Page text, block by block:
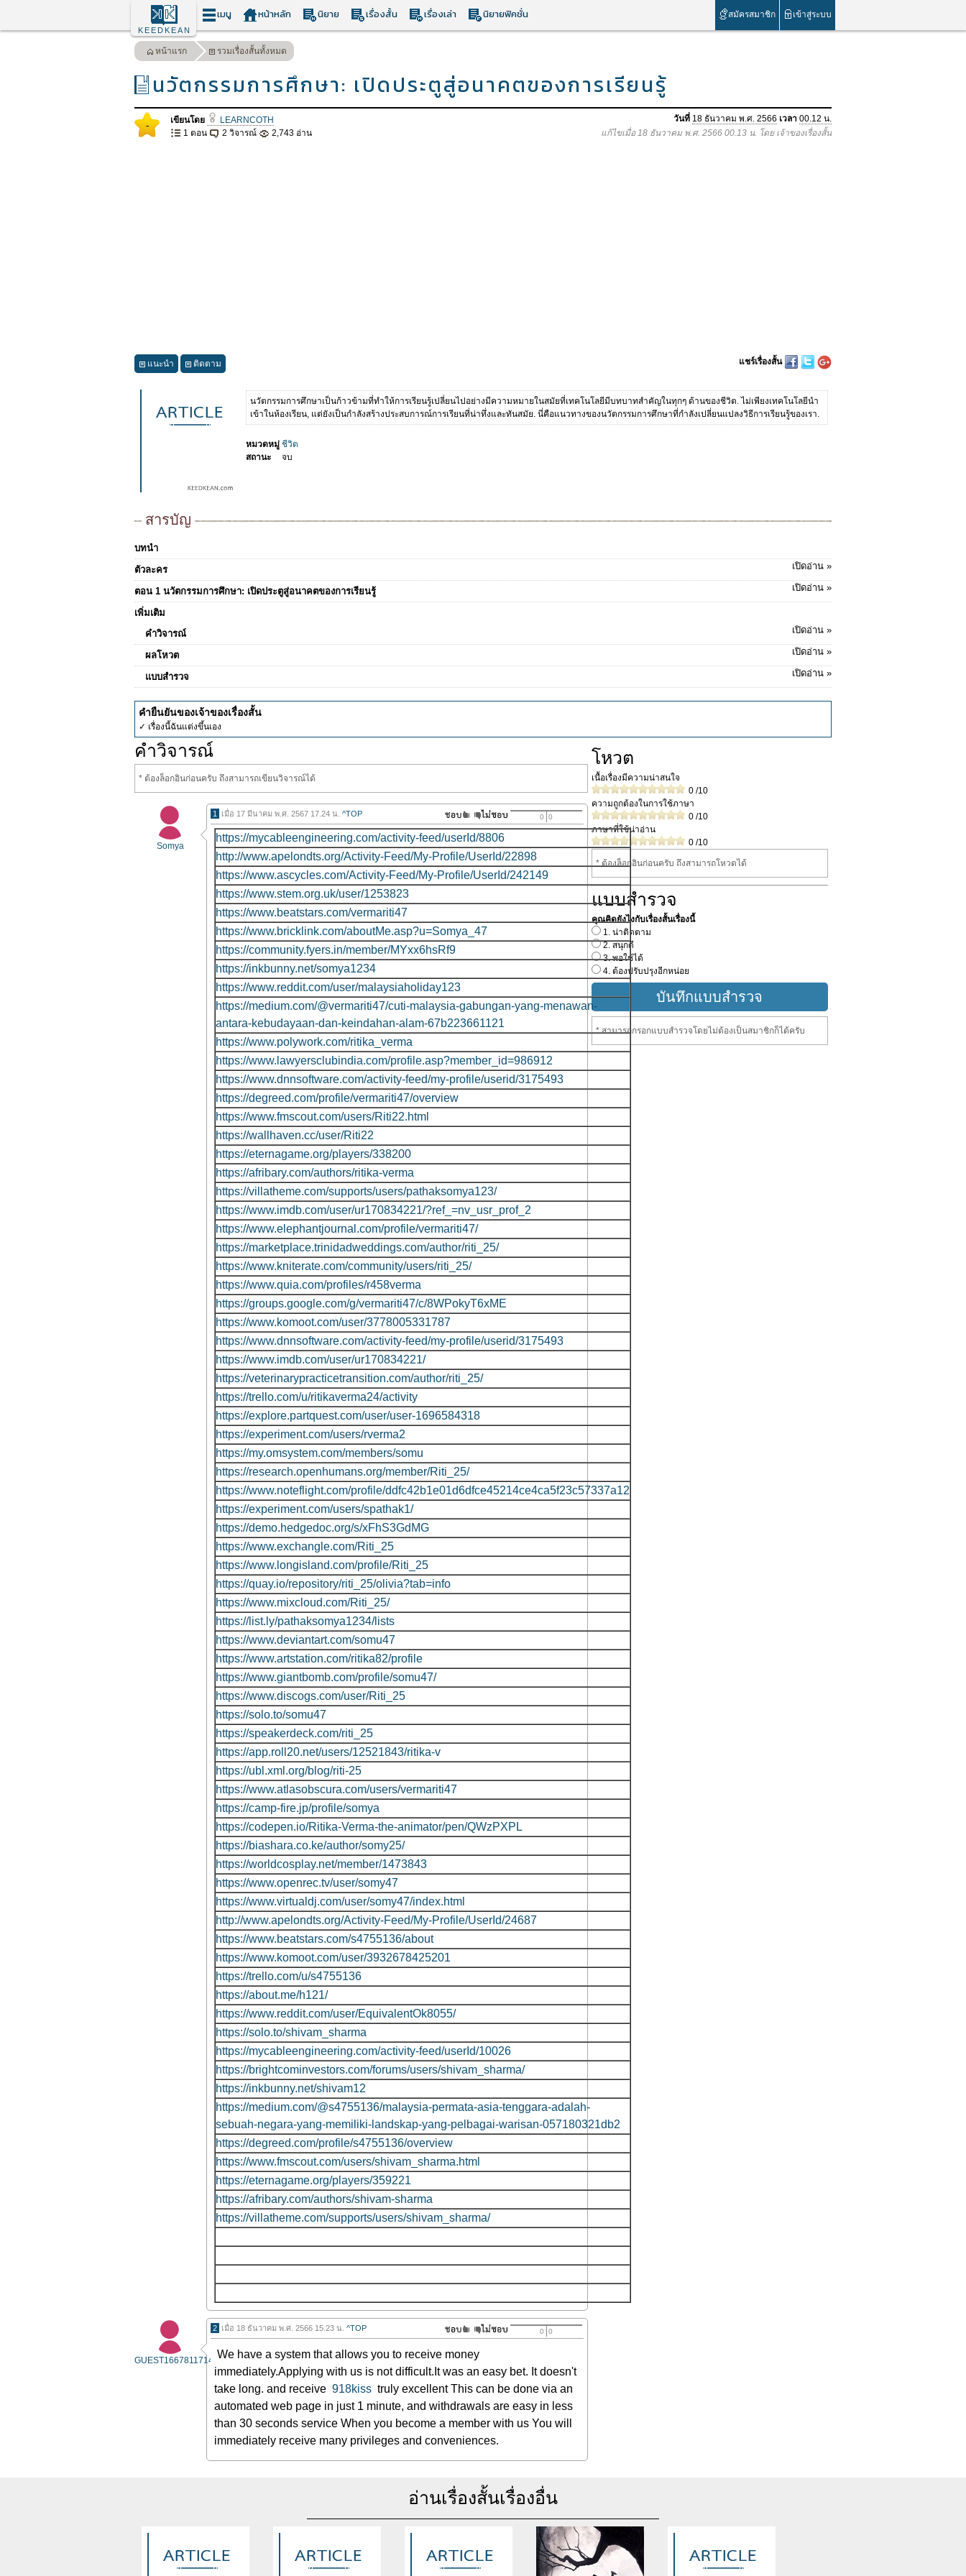
KEEDKEAN
เมนู หน้าหลัก นิยาย เรื่องสั้น เรื่องเล่า นิยายฟิคชั่น สมัครสมาชิก เข้าสู่ระบบ
หน้าแรก รวมเรื่องสั้นทั้งหมด
นวัตกรรมการศึกษา: เปิดประตูสู่อนาคตของการเรียนรู้
- เขียนโดย LEARNCOTH วันที่ 18 ธันวาคม พ.ศ. 2566 เวลา 00.12 น.
1 ตอน
2 วิจารณ์ 2,743 อ่าน แก้ไขเมื่อ 18 ธันวาคม พ.ศ. 2566 00.13 น. โดย เจ้าของเรื่องสั้น
แนะนำ ติดตาม แชร์เรื่องสั้น
นวัตกรรมการศึกษาเป็นก้าวข้ามที่ทำให้การเรียนรู้เปลี่ยนไปอย่างมีความหมายในสมัยที่เทคโนโลยีมีบทบาทสำคัญในทุกๆ ด้านของชีวิต. ไม่เพียงเทคโนโลยีนำ
เข้าในห้องเรียน, แต่ยังเป็นกำลังสร้างประสบการณ์การเรียนที่น่าทึ่งและทันสมัย. นี่คือแนวทางของนวัตกรรมการศึกษาที่กำลังเปลี่ยนแปลงวิธีการเรียนรู้ของเรา.
หมวดหมู่ ชีวิต
สถานะ
จบ
สารบัญ
บทนำ
ตัวละคร
เปิดอ่าน »
ตอน 1 นวัตกรรมการศึกษา: เปิดประตูสู่อนาคตของการเรียนรู้ เปิดอ่าน »
เพิ่มเติม
คำวิจารณ์
เปิดอ่าน »
ผลโหวต เปิดอ่าน »
แบบสำรวจ เปิดอ่าน »
คำยืนยันของเจ้าของเรื่องสั้น
✓ เรื่องนี้ฉันแต่งขึ้นเอง
คำวิจารณ์
* ต้องล็อกอินก่อนครับ ถึงสามารถเขียนวิจารณ์ได้
Somya
1 เมื่อ 17 มีนาคม พ.ศ. 2567 17.24 น. ^TOP 0 0
https://mycableengineering.com/activity-feed/userId/8806
http://www.apelondts.org/Activity-Feed/My-Profile/UserId/22898
https://www.ascycles.com/Activity-Feed/My-Profile/UserId/242149
https://www.stem.org.uk/user/1253823
https://www.beatstars.com/vermariti47
https://www.bricklink.com/aboutMe.asp?u=Somya_47
https://community.fyers.in/member/MYxx6hsRf9
https://inkbunny.net/somya1234
https://www.reddit.com/user/malaysiaholiday123
https://medium.com/@vermariti47/cuti-malaysia-gabungan-yang-menawan-
antara-kebudayaan-dan-keindahan-alam-67b223661121
https://www.polywork.com/ritika_verma
https://www.lawyersclubindia.com/profile.asp?member_id=986912
https://www.dnnsoftware.com/activity-feed/my-profile/userid/3175493
https://degreed.com/profile/vermariti47/overview
https://www.fmscout.com/users/Riti22.html
https://wallhaven.cc/user/Riti22
https://eternagame.org/players/338200
https://afribary.com/authors/ritika-verma
https://villatheme.com/supports/users/pathaksomya123/
https://www.imdb.com/user/ur170834221/?ref_=nv_usr_prof_2
https://www.elephantjournal.com/profile/vermariti47/
https://marketplace.trinidadweddings.com/author/riti_25/
https://www.kniterate.com/community/users/riti_25/
https://www.quia.com/profiles/r458verma
https://groups.google.com/g/vermariti47/c/8WPokyT6xME
https://www.komoot.com/user/3778005331787
https://www.dnnsoftware.com/activity-feed/my-profile/userid/3175493
https://www.imdb.com/user/ur170834221/
https://veterinarypracticetransition.com/author/riti_25/
https://trello.com/u/ritikaverma24/activity
https://explore.partquest.com/user/user-1696584318
https://experiment.com/users/rverma2
https://my.omsystem.com/members/somu
https://research.openhumans.org/member/Riti_25/
https://www.noteflight.com/profile/ddfc42b1e01d6dfce45214ce4ca5f23c57337a12
https://experiment.com/users/spathak1/
https://demo.hedgedoc.org/s/xFhS3GdMG
https://www.exchangle.com/Riti_25
https://www.longisland.com/profile/Riti_25
https://quay.io/repository/riti_25/olivia?tab=info
https://www.mixcloud.com/Riti_25/
https://list.ly/pathaksomya1234/lists
https://www.deviantart.com/somu47
https://www.artstation.com/ritika82/profile
https://www.giantbomb.com/profile/somu47/
https://www.discogs.com/user/Riti_25
https://solo.to/somu47
https://speakerdeck.com/riti_25
https://app.roll20.net/users/12521843/ritika-v
https://ubl.xml.org/blog/riti-25
https://www.atlasobscura.com/users/vermariti47
https://camp-fire.jp/profile/somya
https://codepen.io/Ritika-Verma-the-animator/pen/QWzPXPL
https://biashara.co.ke/author/somy25/
https://worldcosplay.net/member/1473843
https://www.openrec.tv/user/somy47
https://www.virtualdj.com/user/somy47/index.html
http://www.apelondts.org/Activity-Feed/My-Profile/UserId/24687
https://www.beatstars.com/s4755136/about
https://www.komoot.com/user/3932678425201
https://trello.com/u/s4755136
https://about.me/h121/
https://www.reddit.com/user/EquivalentOk8055/
https://solo.to/shivam_sharma
https://mycableengineering.com/activity-feed/userId/10026
https://brightcominvestors.com/forums/users/shivam_sharma/
https://inkbunny.net/shivam12
https://medium.com/@s4755136/malaysia-permata-asia-tenggara-adalah-
sebuah-negara-yang-memiliki-landskap-yang-pelbagai-warisan-057180321db2
https://degreed.com/profile/s4755136/overview
https://www.fmscout.com/users/shivam_sharma.html
https://eternagame.org/players/359221
https://afribary.com/authors/shivam-sharma
https://villatheme.com/supports/users/shivam_sharma/
GUEST1667811714
2 เมื่อ 18 ธันวาคม พ.ศ. 2566 15.23 น. ^TOP 0 0
We have a system that allows you to receive money
immediately.Applying with us is not difficult.It was an easy bet. It doesn't
take long. and receive 918kiss truly excellent This can be done via an
automated web page in just 1 minute, and withdrawals are easy in less
than 30 seconds service When you become a member with us You will
immediately receive many privileges and conveniences.
โหวต
เนื้อเรื่องมีความน่าสนใจ
0/10
ความถูกต้องในการใช้ภาษา
0/10
ภาษาที่ใช้น่าอ่าน
0/10
* ต้องล็อกอินก่อนครับ ถึงสามารถโหวดได้
แบบสำรวจ
คุณคิดยังไงกับเรื่องสั้นเรื่องนี้
1. น่าติดตาม
2. สนุกดี
3. พอใช้ได้
4. ต้องปรับปรุงอีกหน่อย
* สามารถกรอกแบบสำรวจโดยไม่ต้องเป็นสมาชิกก็ได้ครับ
อ่านเรื่องสั้นเรื่องอื่น